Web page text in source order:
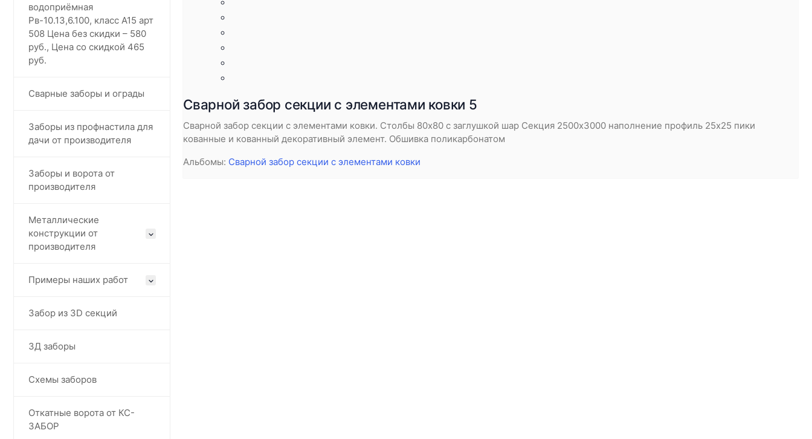
водоприёмная
Рв-10.13,6.100, класс А15 арт
508 Цена без скидки – 580
руб., Цена со скидкой 465
руб.
Сварные заборы и ограды
Заборы из профнастила для
дачи от производителя
Заборы и ворота от
производителя
Металлические
конструкции от
производителя
Примеры наших работ
Забор из 3D секций
3Д заборы
Схемы заборов
Откатные ворота от КС-
ЗАБОР
Сварной забор секции с элементами ковки 5
Сварной забор секции с элементами ковки. Столбы 80х80 с заглушкой шар Секция 2500х3000 наполнение профиль 25х25 пики
кованные и кованный декоративный элемент. Обшивка поликарбонатом
Альбомы: Сварной забор секции с элементами ковки